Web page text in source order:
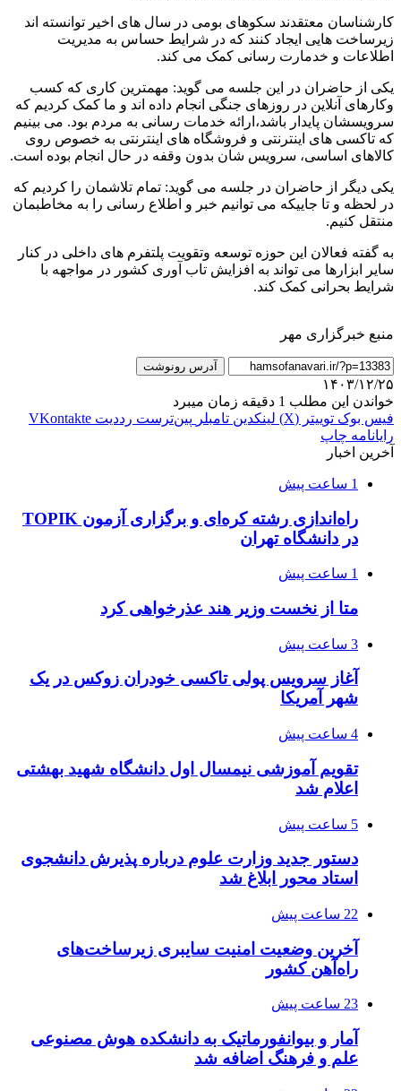
کارشناسان معتقدند سکوهای بومی در سال های اخیر توانسته اند
زیرساخت هایی ایجاد کنند که در شرایط حساس به مدیریت
اطلاعات و خدمارت رسانی کمک می کند.
یکی از حاضران در این جلسه می گوید: مهمترین کاری که کسب
وکارهای آنلاین در روزهای جنگی انجام داده اند و ما کمک کردیم که
سرویسشان پایدار باشد،ارائه خدمات رسانی به مردم بود. می بینیم
که تاکسی های اینترنتی و فروشگاه های اینترنتی به خصوص روی
کالاهای اساسی، سرویس شان بدون وقفه در حال انجام بوده است.
یکی دیگر از حاضران در جلسه می گوید: تمام تلاشمان را کردیم که
در لحظه و تا جاییکه می توانیم خبر و اطلاع رسانی را به مخاطبمان
منتقل کنیم.
به گفته فعالان این حوزه توسعه وتقویت پلتفرم های داخلی در کنار
سایر ابزارها می تواند به افزایش تاب آوری کشور در مواجهه با
شرایط بحرانی کمک کند.
منبع خبرگزاری مهر
آدرس رونوشت
۱۴۰۳/۱۲/۲۵
خواندن این مطلب 1 دقیقه زمان میبرد
فیس بوک توییتر (X) لینکدین ‫تامبلر ‫پین‌ترست ‫رددیت ‫VKontakte
رایانامه چاپ
آخرین اخبار
1 ساعت پیش
راه‌اندازی رشته کره‌ای و برگزاری آزمون TOPIK
در دانشگاه تهران
1 ساعت پیش
متا از نخست وزیر هند عذرخواهی کرد
3 ساعت پیش
آغاز سرویس پولی تاکسی خودران زوکس در یک
شهر آمریکا
4 ساعت پیش
تقویم آموزشی نیمسال اول دانشگاه شهید بهشتی
اعلام شد
5 ساعت پیش
دستور جدید وزارت علوم درباره پذیرش دانشجوی
استاد محور ابلاغ شد
22 ساعت پیش
آخرین وضعیت امنیت سایبری زیرساخت‌های
راه‌آهن کشور
23 ساعت پیش
آمار و بیوانفورماتیک به دانشکده هوش مصنوعی
علم و فرهنگ اضافه شد